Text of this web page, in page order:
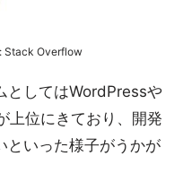
Stack Overflow
としてはWordPressや
位にきており、開発
といった様子がうかが